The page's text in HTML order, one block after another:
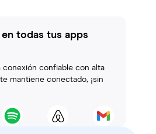
todas tus apps
conexión confiable con alta
mantiene conectado, ¡sin